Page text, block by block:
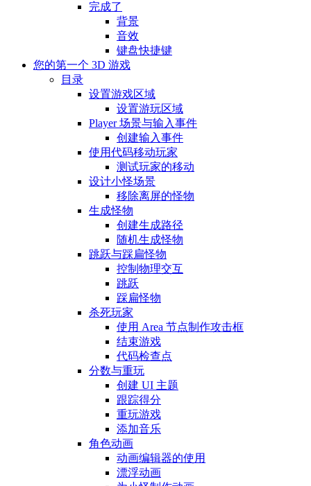
完成了
背景
音效
键盘快捷键
您的第一个 3D 游戏
目录
设置游戏区域
设置游玩区域
Player 场景与输入事件
创建输入事件
使用代码移动玩家
测试玩家的移动
设计小怪场景
移除离屏的怪物
生成怪物
创建生成路径
随机生成怪物
跳跃与踩扁怪物
控制物理交互
跳跃
踩扁怪物
杀死玩家
使用 Area 节点制作攻击框
结束游戏
代码检查点
分数与重玩
创建 UI 主题
跟踪得分
重玩游戏
添加音乐
角色动画
动画编辑器的使用
漂浮动画